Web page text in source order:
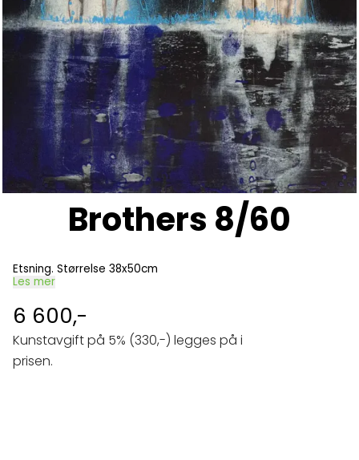
Brothers 8/60
Etsning. Størrelse 38x50cm
Les mer
6 600,-
Kunstavgift på 5% (330,-) legges på i
prisen.